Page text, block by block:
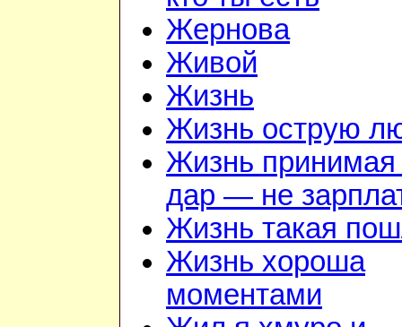
Жернова
Живой
Жизнь
Жизнь острую
Жизнь принимая
дар — не
Жизнь такая
Жизнь хороша
моментами